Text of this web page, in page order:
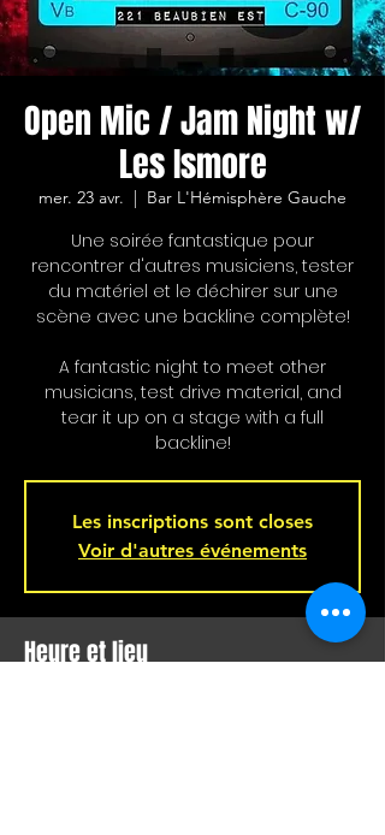
Open Mic / Jam Night w/
Les Ismore
mer. 23 avr. Bar L'Hémisphère Gauche
Une soirée fantastique pour
rencontrer d'autres musiciens, tester
du matériel et le déchirer sur une
scène avec une backline complète!
A fantastic night to meet other
musicians, test drive material, and
tear it up on a stage with a full
backline!
Les inscriptions sont closes
Voir d'autres événements
Heure et lieu